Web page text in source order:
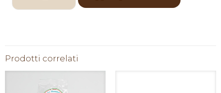
Prodotti correlati